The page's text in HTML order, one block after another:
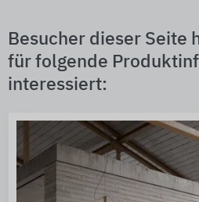
Besucher dieser Seite
für folgende
interessiert: